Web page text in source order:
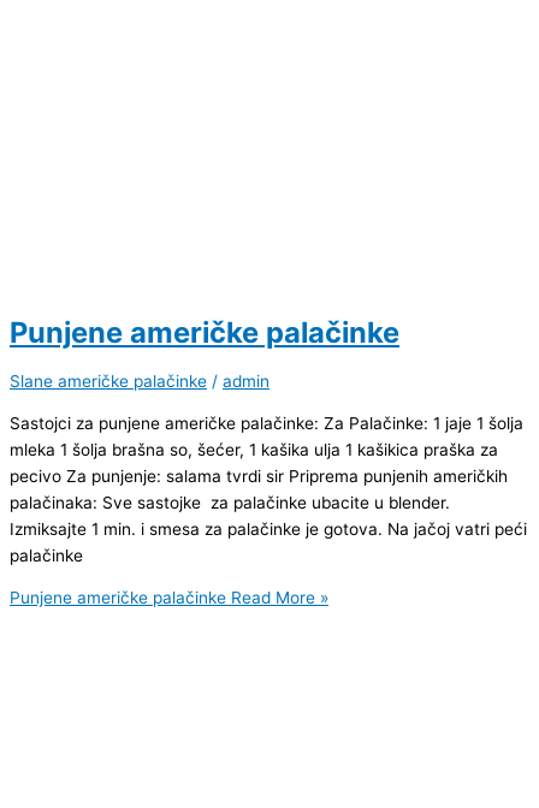
Punjene američke palačinke
Slane američke palačinke / admin
Sastojci za punjene američke palačinke: Za Palačinke: 1 jaje 1 šolja
mleka 1 šolja brašna so, šećer, 1 kašika ulja 1 kašikica praška za
pecivo Za punjenje: salama tvrdi sir Priprema punjenih američkih
palačinaka: Sve sastojke za palačinke ubacite u blender.
Izmiksajte 1 min. i smesa za palačinke je gotova. Na jačoj vatri peći
palačinke
Punjene američke palačinke Read More »